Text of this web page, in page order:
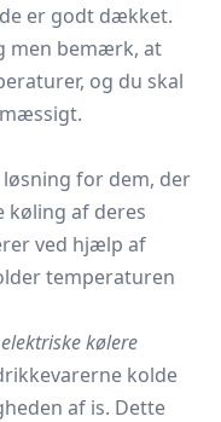
er godt dækket.
men bemærk, at
og du skal
for dem, der
køling af deres
ved hjælp af
temperaturen
elektriske kølere
kolde
af is. Dette